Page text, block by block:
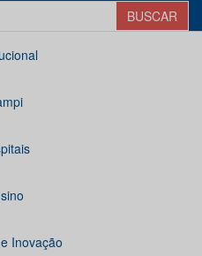
Inovação